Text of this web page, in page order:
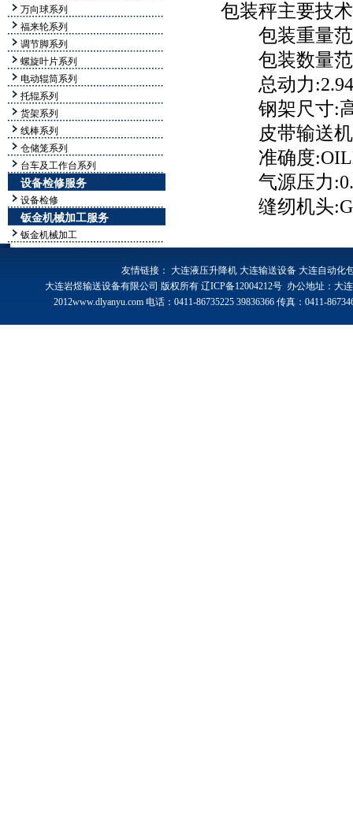
万向球系列
福来轮系列
调节脚系列
螺旋叶片系列
电动辊筒系列
托辊系列
货架系列
线棒系列
仓储笼系列
台车及工作台系列
设备检修服务
设备检修
钣金机械加工服务
钣金机械加工
包装秤主要技
包装重量范
包装数量范
总动力
钢架尺寸:
皮带输送机
准确度
气源压力
缝纫机头
友情链接： 大连液压升降机 大连输送设备 大连自动化
大连岩煜输送设备有限公司 版权所有 辽ICP备12004212号 办公地址：大
2012www.dlyanyu.com 电话：0411-86735225 39836366 传真：0411-